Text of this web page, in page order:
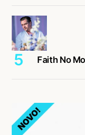
Faith No